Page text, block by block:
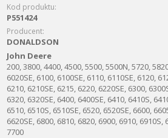
Kod produktu:
P551424
Producent:
DONALDSON
John Deere
200, 3800, 4400, 4500, 5500, 5500N, 5720,
6020SE, 6100, 6100SE, 6110, 6110SE, 6120,
6210, 6210SE, 6215, 6220, 6220SE, 6300,
6320, 6320SE, 6400, 6400SE, 6410, 6410S,
6510, 6510S, 6510SE, 6520, 6520SE, 6600,
6620SE, 6800, 6810, 6820, 6900, 6910, 6910S,
7700